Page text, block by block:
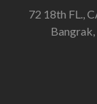
72 18th FL.,